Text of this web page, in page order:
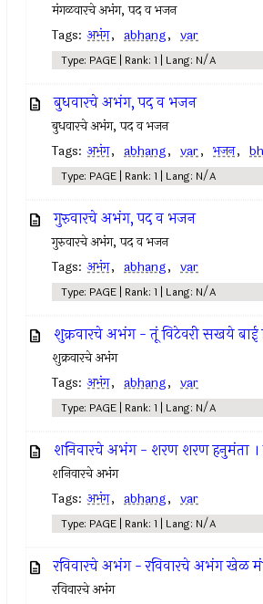
मंगळवारचे अभंग, पद व भजन
Tags: अभंग, abhang, var
Type: PAGE | Rank: 1 | Lang: N/A
बुधवारचे अभंग, पद व भजन
बुधवारचे अभंग, पद व भजन
Tags: अभंग, abhang, var, भजन,
Type: PAGE | Rank: 1 | Lang: N/A
गुरुवारचे अभंग, पद व भजन
गुरुवारचे अभंग, पद व भजन
Tags: अभंग, abhang, var
Type: PAGE | Rank: 1 | Lang: N/A
शुक्रवारचे अभंग - तूं विटेवरी सखये
शुक्रवारचे अभंग
Tags: अभंग, abhang, var
Type: PAGE | Rank: 1 | Lang: N/A
शनिवारचे अभंग - शरण शरण हनुमंता
शनिवारचे अभंग
Tags: अभंग, abhang, var
Type: PAGE | Rank: 1 | Lang: N/A
रविवारचे अभंग - रविवारचे अभंग खेळ
रविवारचे अभंग